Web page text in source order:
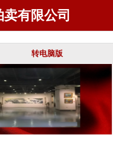
有限公司
转电脑版